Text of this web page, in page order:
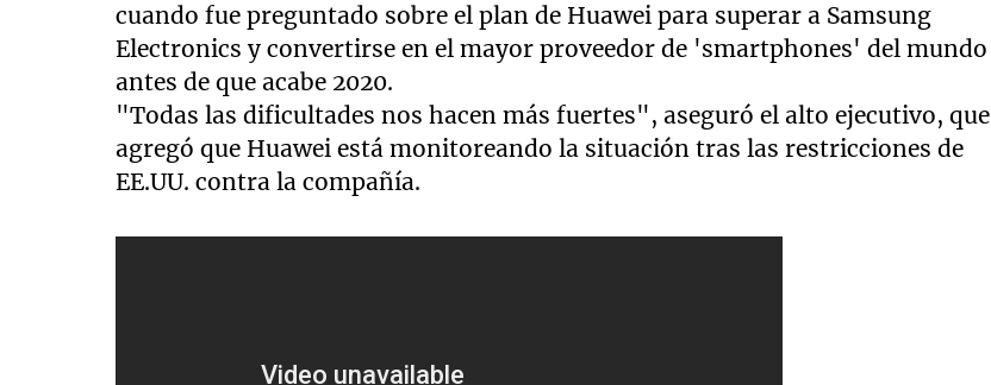
cuando fue preguntado sobre el plan de Huawei para superar a Samsung
Electronics y convertirse en el mayor proveedor de 'smartphones' del mundo
antes de que acabe 2020.
"Todas las dificultades nos hacen más fuertes", aseguró el alto ejecutivo, que
agregó que Huawei está monitoreando la situación tras las restricciones de
EE.UU. contra la compañía.